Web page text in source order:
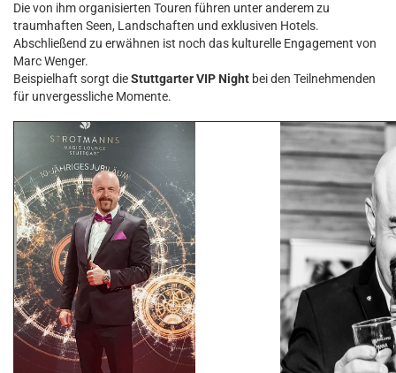
Die von ihm organisierten Touren führen unter anderem zu
traumhaften Seen, Landschaften und exklusiven Hotels.
Abschließend zu erwähnen ist noch das kulturelle Engagement von
Marc Wenger.
Beispielhaft sorgt dieStuttgarter VIP Night bei den Teilnehmenden
für unvergessliche Momente.